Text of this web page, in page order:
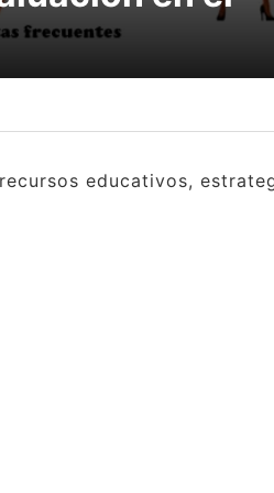
educativos,